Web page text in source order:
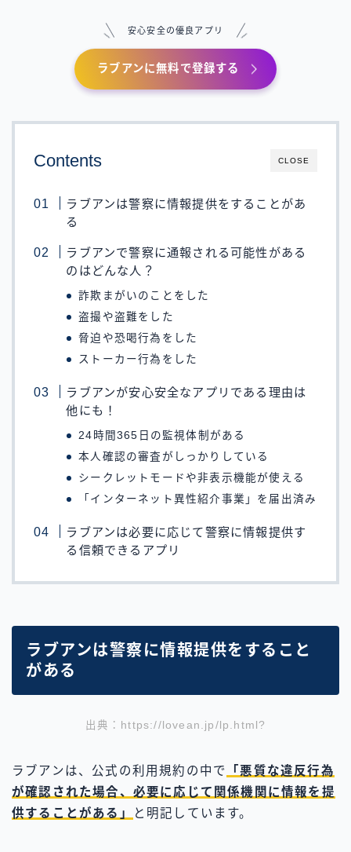
安心安全の優良アプリ
ラブアンに無料で登録する
CLOSE
Contents
ラブアンは警察に情報提供をすることがあ
る
ラブアンで警察に通報される可能性がある
のはどんな人？
詐欺まがいのことをした
盗撮や盗難をした
脅迫や恐喝行為をした
ストーカー行為をした
ラブアンが安心安全なアプリである理由は
他にも！
24時間365日の監視体制がある
本人確認の審査がしっかりしている
シークレットモードや非表示機能が使える
「インターネット異性紹介事業」を届出済み
ラブアンは必要に応じて警察に情報提供す
る信頼できるアプリ
ラブアンは警察に情報提供をすること
がある
出典：https://lovean.jp/lp.html?
ラブアンは、公式の利用規約の中で
「悪質な違反行為
が確認された場合、必要に応じて関係機関に情報を提
供することがある」
と明記しています。